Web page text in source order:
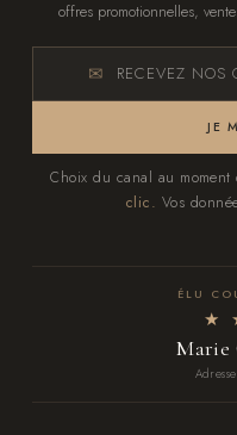
offres promotionnelles,
RECEVEZ NOS
JE
Choix du canal au
clic. Vos
ÉLU
★